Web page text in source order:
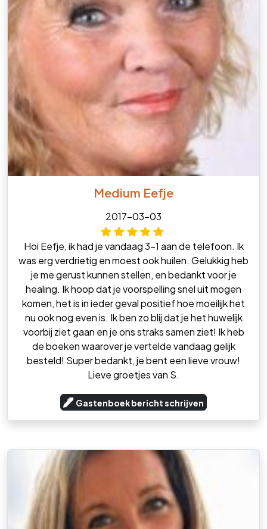
Medium Eefje
2017-03-03
Hoi Eefje, ik had je vandaag 3-1 aan de telefoon. Ik
was erg verdrietig en moest ook huilen. Gelukkig heb
je me gerust kunnen stellen, en bedankt voor je
healing. Ik hoop dat je voorspelling snel uit mogen
komen, het is in ieder geval positief hoe moeilijk het
nu ook nog even is. Ik ben zo blij dat je het huwelijk
voorbij ziet gaan en je ons straks samen ziet! Ik heb
de boeken waarover je vertelde vandaag gelijk
besteld! Super bedankt, je bent een lieve vrouw!
Lieve groetjes van S.
Gastenboek bericht schrijven